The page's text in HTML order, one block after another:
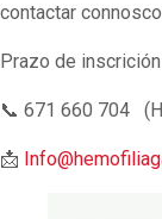
contactar
Prazo de
📞 671 660 704
📩